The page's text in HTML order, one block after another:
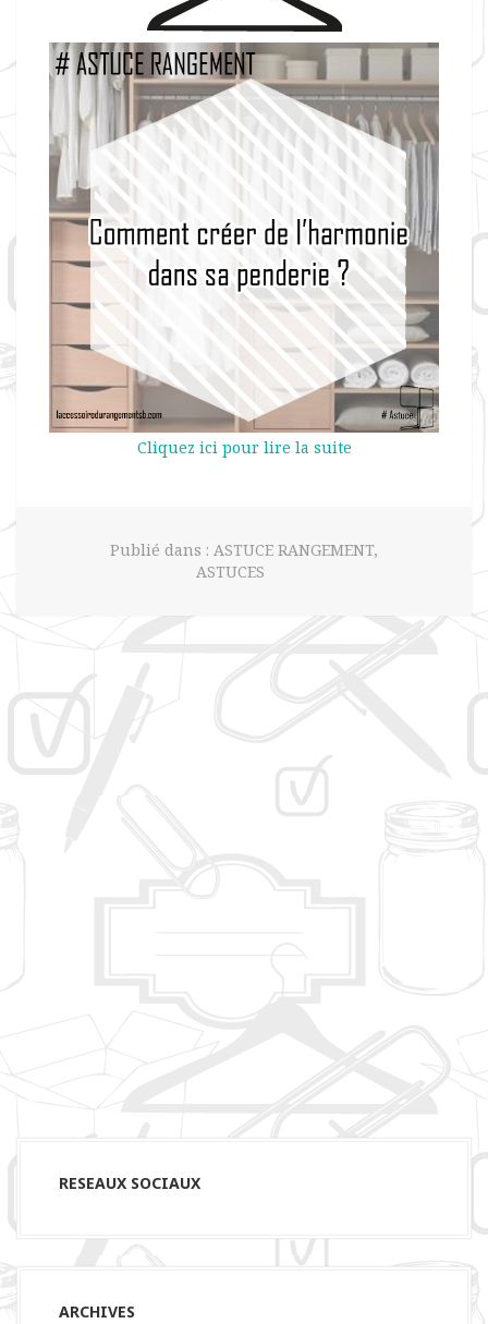
Cliquez ici pour lire la suite
Publié dans : ASTUCE RANGEMENT,
ASTUCES
RESEAUX SOCIAUX
ARCHIVES